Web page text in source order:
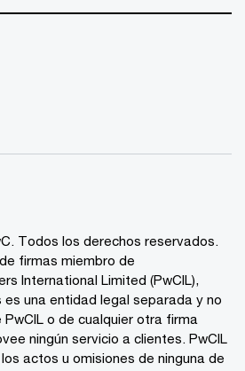
Todos los derechos reservados.
firmas miembro de
International Limited (PwCIL),
una entidad legal separada y no
o de cualquier otra firma
ningún servicio a clientes. PwCIL
actos u omisiones de ninguna de